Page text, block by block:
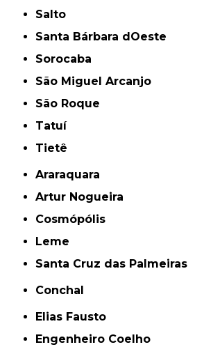
Salto
Santa Bárbara dOeste
Sorocaba
São Miguel Arcanjo
São Roque
Tatuí
Tietê
Araraquara
Artur Nogueira
Cosmópólis
Leme
Santa Cruz das Palmeiras
Conchal
Elias Fausto
Engenheiro Coelho